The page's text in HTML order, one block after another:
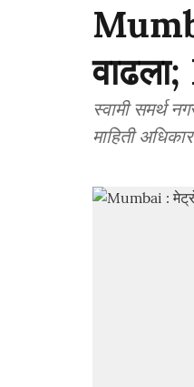
स्वामी समर्थ
माहिती